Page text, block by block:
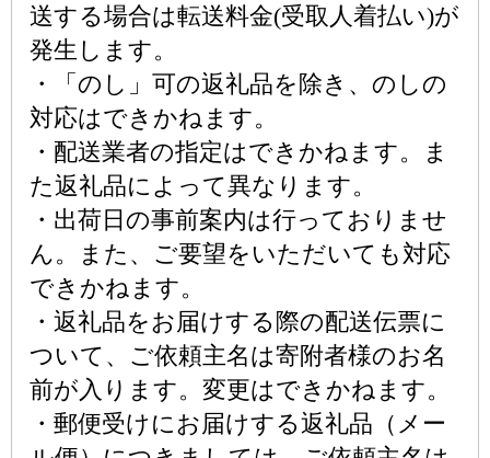
送する場合は転送料金(受取人着払い)が
発生します。
・「のし」可の返礼品を除き、のしの
対応はできかねます。
・配送業者の指定はできかねます。ま
た返礼品によって異なります。
・出荷日の事前案内は行っておりませ
ん。また、ご要望をいただいても対応
できかねます。
・返礼品をお届けする際の配送伝票に
ついて、ご依頼主名は寄附者様のお名
前が入ります。変更はできかねます。
・郵便受けにお届けする返礼品（メー